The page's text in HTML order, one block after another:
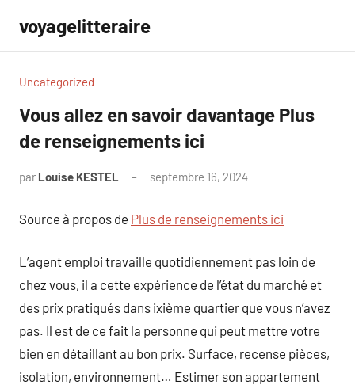
contenu
voyagelitteraire
Uncategorized
Vous allez en savoir davantage Plus
de renseignements ici
par Louise KESTEL septembre 16, 2024
Source à propos de Plus de renseignements ici
L’agent emploi travaille quotidiennement pas loin de
chez vous, il a cette expérience de l’état du marché et
des prix pratiqués dans ixième quartier que vous n’avez
pas. Il est de ce fait la personne qui peut mettre votre
bien en détaillant au bon prix. Surface, recense pièces,
isolation, environnement… Estimer son appartement